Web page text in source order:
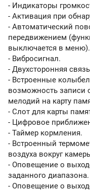
- Индикаторы
- Активация при
- Автоматический
передвижением
выключается в меню).
- Вибросигнал.
- Двухсторонняя
- Встроенные
возможность записи
мелодий на карту
- Слот для карты
- Цифровое
- Таймер кормления.
- Встроенный
воздуха вокруг
- Оповещение о
заданного диапазона.
- Оповещение о